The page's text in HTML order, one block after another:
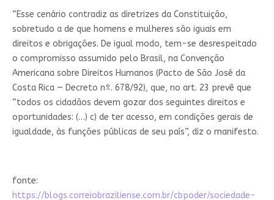
“Esse cenário contradiz as diretrizes da Constituição,
sobretudo a de que homens e mulheres são iguais em
direitos e obrigações. De igual modo, tem-se desrespeitado
o compromisso assumido pelo Brasil, na Convenção
Americana sobre Direitos Humanos (Pacto de São José da
Costa Rica — Decreto nº. 678/92), que, no art. 23 prevê que
“todos os cidadãos devem gozar dos seguintes direitos e
oportunidades: (…) c) de ter acesso, em condições gerais de
igualdade, às funções públicas de seu país”, diz o manifesto.
fonte:
https://blogs.correiobraziliense.com.br/cbpoder/sociedade-